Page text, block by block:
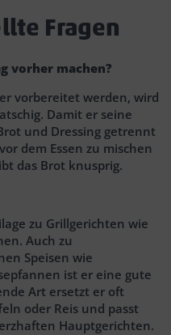
Fragen
vorher machen?
vorbereitet werden, wird
Damit er seine
und Dressing getrennt
dem Essen zu mischen
das Brot knusprig.
zu Grillgerichten wie
Auch zu
Speisen wie
ist er eine gute
Art ersetzt er oft
oder Reis und passt
Hauptgerichten.